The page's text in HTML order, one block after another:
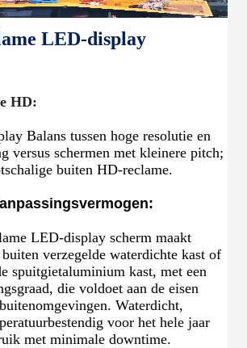
LED-display
HD:
Balans tussen hoge resolutie en
versus schermen met kleinere pitch;
buiten HD-reclame.
LED-display scherm maakt
verzegelde waterdichte kast of
spuitgietaluminium kast, met een
die voldoet aan de eisen
Waterdicht,
voor het hele jaar
met minimale downtime.